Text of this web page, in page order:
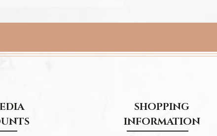
SHOPPING
INFORMATION